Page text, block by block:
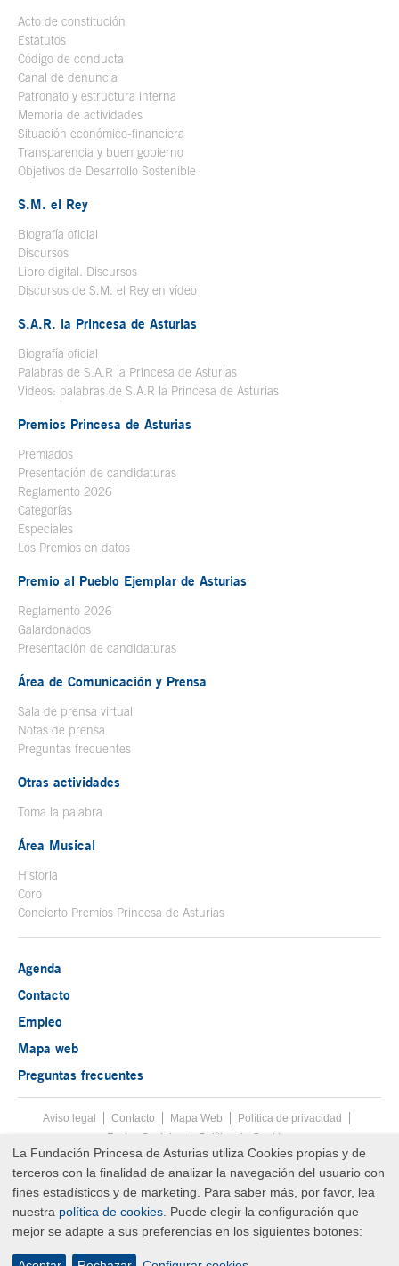
Acto de constitución
Estatutos
Código de conducta
Canal de denuncia
Patronato y estructura interna
Memoria de actividades
Situación económico-financiera
Transparencia y buen gobierno
Objetivos de Desarrollo Sostenible
S.M. el Rey
Biografía oficial
Discursos
Libro digital. Discursos
Discursos de S.M. el Rey en vídeo
S.A.R. la Princesa de Asturias
Biografía oficial
Palabras de S.A.R la Princesa de Asturias
Videos: palabras de S.A.R la Princesa de Asturias
Premios Princesa de Asturias
Premiados
Presentación de candidaturas
Reglamento 2026
Categorías
Especiales
Los Premios en datos
Premio al Pueblo Ejemplar de Asturias
Reglamento 2026
Galardonados
Presentación de candidaturas
Área de Comunicación y Prensa
Sala de prensa virtual
Notas de prensa
Preguntas frecuentes
Otras actividades
Toma la palabra
Área Musical
Historia
Coro
Concierto Premios Princesa de Asturias
Agenda
Contacto
Empleo
Mapa web
Preguntas frecuentes
Menú pie
Aviso legal Tecla de acceso 8
Contacto Mapa Web
Política de privacidad
Redes Sociales
Política de Cookies
Fin menú pie
© Copyright Wed Aug 05 23:43:11 UTC 2026 Fundación Princesa de
Asturias
La Fundación Princesa de Asturias utiliza Cookies propias y de
terceros con la finalidad de analizar la navegación del usuario con
fines estadísticos y de marketing. Para saber más, por favor, lea
nuestra política de cookies . Puede elegir la configuración que
mejor se adapte a sus preferencias en los siguientes botones: